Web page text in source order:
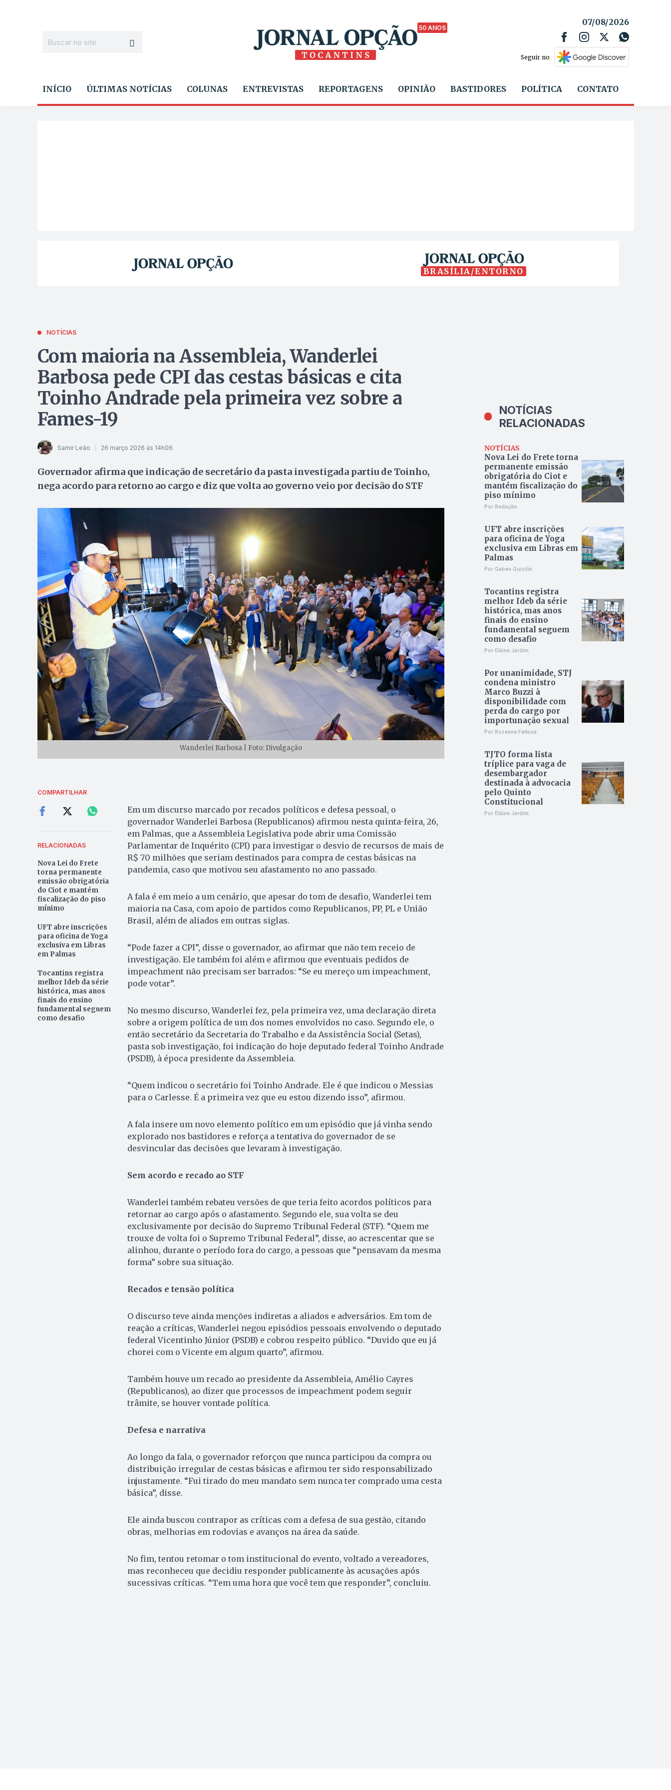
50 ANOS
07/08/2026
Seguir no
INÍCIO ÚLTIMAS NOTÍCIAS COLUNAS ENTREVISTAS REPORTAGENS OPINIÃO BASTIDORES POLÍTICA CONTATO
BRASÍLIA/ENTORNO
NOTÍCIAS
Com maioria na Assembleia, Wanderlei
Barbosa pede CPI das cestas básicas e cita
Toinho Andrade pela primeira vez sobre a
Fames-19
Samir Leão 26 março 2026 às 14h06
Governador afirma que indicação de secretário da pasta investigada partiu de Toinho,
nega acordo para retorno ao cargo e diz que volta ao governo veio por decisão do STF
Wanderlei Barbosa | Foto: Divulgação
COMPARTILHAR
RELACIONADAS
Nova Lei do Frete
torna permanente
emissão obrigatória
do Ciot e mantém
fiscalização do piso
mínimo
UFT abre inscrições
para oficina de Yoga
exclusiva em Libras
em Palmas
Tocantins registra
melhor Ideb da série
histórica, mas anos
finais do ensino
fundamental seguem
como desafio
Em um discurso marcado por recados políticos e defesa pessoal, o
governador Wanderlei Barbosa (Republicanos) afirmou nesta quinta-feira, 26,
em Palmas, que a Assembleia Legislativa pode abrir uma Comissão
Parlamentar de Inquérito (CPI) para investigar o desvio de recursos de mais de
R$ 70 milhões que seriam destinados para compra de cestas básicas na
pandemia, caso que motivou seu afastamento no ano passado.
A fala é em meio a um cenário, que apesar do tom de desafio, Wanderlei tem
maioria na Casa, com apoio de partidos como Republicanos, PP, PL e União
Brasil, além de aliados em outras siglas.
“Pode fazer a CPI”, disse o governador, ao afirmar que não tem receio de
investigação. Ele também foi além e afirmou que eventuais pedidos de
impeachment não precisam ser barrados: “Se eu mereço um impeachment,
pode votar”.
No mesmo discurso, Wanderlei fez, pela primeira vez, uma declaração direta
sobre a origem política de um dos nomes envolvidos no caso. Segundo ele, o
então secretário da Secretaria do Trabalho e da Assistência Social (Setas),
pasta sob investigação, foi indicação do hoje deputado federal Toinho Andrade
(PSDB), à época presidente da Assembleia.
“Quem indicou o secretário foi Toinho Andrade. Ele é que indicou o Messias
para o Carlesse. É a primeira vez que eu estou dizendo isso”, afirmou.
A fala insere um novo elemento político em um episódio que já vinha sendo
explorado nos bastidores e reforça a tentativa do governador de se
desvincular das decisões que levaram à investigação.
Sem acordo e recado ao STF
Wanderlei também rebateu versões de que teria feito acordos políticos para
retornar ao cargo após o afastamento. Segundo ele, sua volta se deu
exclusivamente por decisão do Supremo Tribunal Federal (STF). “Quem me
trouxe de volta foi o Supremo Tribunal Federal”, disse, ao acrescentar que se
alinhou, durante o período fora do cargo, a pessoas que “pensavam da mesma
forma” sobre sua situação.
Recados e tensão política
O discurso teve ainda menções indiretas a aliados e adversários. Em tom de
reação a críticas, Wanderlei negou episódios pessoais envolvendo o deputado
federal Vicentinho Júnior (PSDB) e cobrou respeito público. “Duvido que eu já
chorei com o Vicente em algum quarto”, afirmou.
Também houve um recado ao presidente da Assembleia, Amélio Cayres
(Republicanos), ao dizer que processos de impeachment podem seguir
trâmite, se houver vontade política.
Defesa e narrativa
Ao longo da fala, o governador reforçou que nunca participou da compra ou
distribuição irregular de cestas básicas e afirmou ter sido responsabilizado
injustamente. “Fui tirado do meu mandato sem nunca ter comprado uma cesta
básica”, disse.
Ele ainda buscou contrapor as críticas com a defesa de sua gestão, citando
obras, melhorias em rodovias e avanços na área da saúde.
No fim, tentou retomar o tom institucional do evento, voltado a vereadores,
mas reconheceu que decidiu responder publicamente às acusações após
sucessivas críticas. “Tem uma hora que você tem que responder”, concluiu.
NOTÍCIAS
RELACIONADAS
NOTÍCIAS
Nova Lei do Frete torna
permanente emissão
obrigatória do Ciot e
mantém fiscalização do
piso mínimo
Por Redação
UFT abre inscrições
para oficina de Yoga
exclusiva em Libras em
Palmas
Por Gabes Guizilin
Tocantins registra
melhor Ideb da série
histórica, mas anos
finais do ensino
fundamental seguem
como desafio
Por Elâine Jardim
Por unanimidade, STJ
condena ministro
Marco Buzzi à
disponibilidade com
perda do cargo por
importunação sexual
Por Rozeane Feitosa
TJTO forma lista
tríplice para vaga de
desembargador
destinada à advocacia
pelo Quinto
Constitucional
Por Elâine Jardim